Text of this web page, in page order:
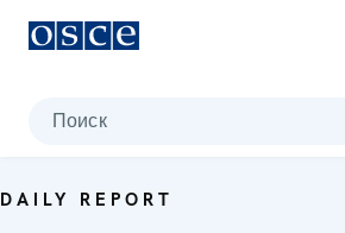
Поиск
DAILY REPORT